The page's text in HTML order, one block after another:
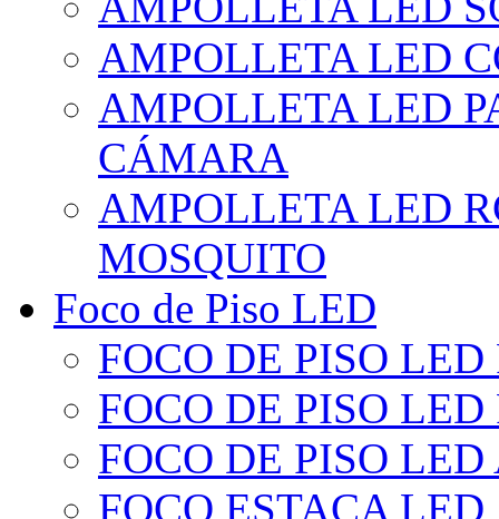
AMPOLLETA LED
AMPOLLETA LED
CÁMARA
AMPOLLETA LED
MOSQUITO
Foco de Piso LED
FOCO DE PISO
FOCO DE PISO
FOCO DE PISO
FOCO ESTACA LED